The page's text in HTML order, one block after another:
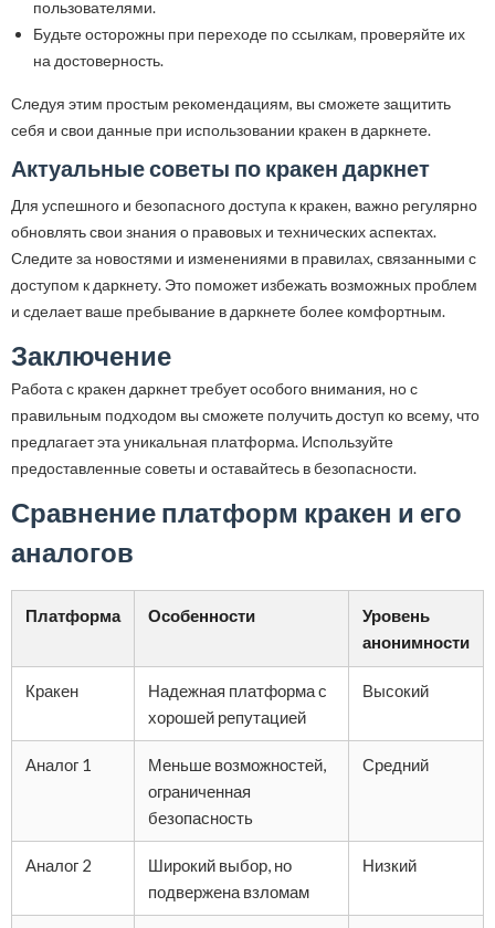
пользователями.
Будьте осторожны при переходе по ссылкам, проверяйте их
на достоверность.
Следуя этим простым рекомендациям, вы сможете защитить
себя и свои данные при использовании кракен в даркнете.
Актуальные советы по кракен даркнет
Для успешного и безопасного доступа к кракен, важно регулярно
обновлять свои знания о правовых и технических аспектах.
Следите за новостями и изменениями в правилах, связанными с
доступом к даркнету. Это поможет избежать возможных проблем
и сделает ваше пребывание в даркнете более комфортным.
Заключение
Работа с кракен даркнет требует особого внимания, но с
правильным подходом вы сможете получить доступ ко всему, что
предлагает эта уникальная платформа. Используйте
предоставленные советы и оставайтесь в безопасности.
Сравнение платформ кракен и его
аналогов
Платформа Особенности
Уровень
анонимности
Кракен
Надежная платформа с
хорошей репутацией
Высокий
Аналог 1
Меньше возможностей,
ограниченная
безопасность
Средний
Аналог 2
Широкий выбор, но
подвержена взломам
Низкий